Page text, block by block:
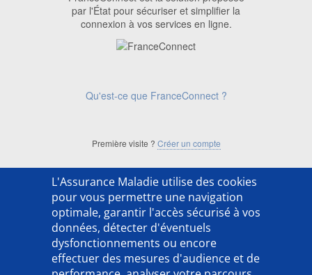
L'Assurance Maladie utilise des cookies
pour vous permettre une navigation
optimale, garantir l'accès sécurisé à vos
données, détecter d'éventuels
dysfonctionnements ou encore
effectuer des mesures d'audience et de
par l'État pour sécuriser et simplifier la
connexion à vos services en ligne.
Qu'est-ce que FranceConnect ?
Première visite ? Créer un compte
['ACSO254202LX']